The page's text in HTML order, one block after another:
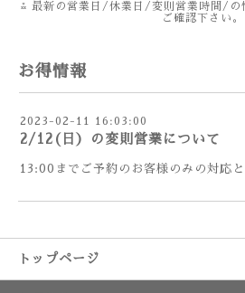
⁂ 最新の営業日/休業日/変則営業時間/
ご確認下さい。
お得情報
2023-02-11 16:03:00
2/12(日）の変則営業について
13:00までご予約のお客様のみの対応と
トップページ